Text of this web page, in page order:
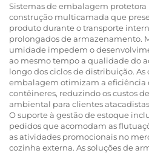
Sistemas de embalagem
construção multicamada que
produto durante o transporte
prolongados de armazenamento.
umidade impedem o
ao mesmo tempo a qualidade do
longo dos ciclos de distribuição. As
embalagem otimizam a eficiência
contêineres, reduzindo os custos
ambiental para clientes
O suporte à gestão de estoque
pedidos que acomodam as
as atividades promocionais no
cozinha externa. As soluções de